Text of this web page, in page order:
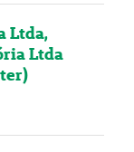
Ltda,
Ltda